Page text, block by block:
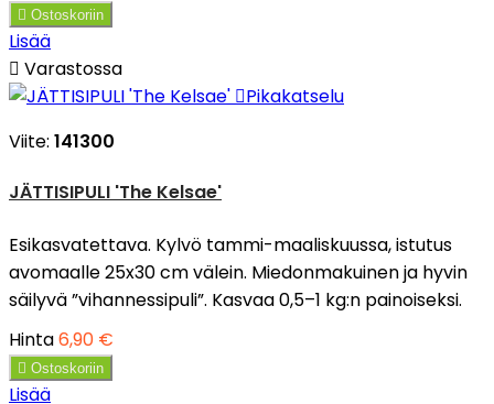
 Ostoskoriin
Lisää
 Varastossa
Pikakatselu
Viite: 141300
JÄTTISIPULI 'The Kelsae'
Esikasvatettava. Kylvö tammi-maaliskuussa, istutus
avomaalle 25x30 cm välein. Miedonmakuinen ja hyvin
säilyvä ”vihannessipuli”. Kasvaa 0,5–1 kg:n painoiseksi.
Hinta6,90 €
 Ostoskoriin
Lisää